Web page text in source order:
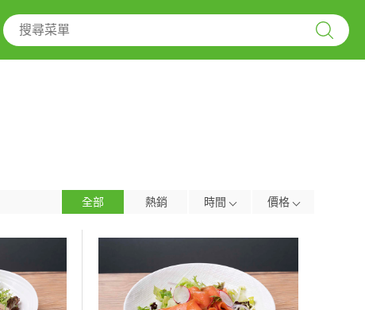
全部 熱銷 時間 價格